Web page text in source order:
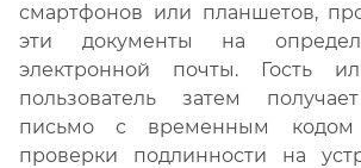
смартфонов или планшетов,
эти документы на
электронной почты. Гость
пользователь затем
письмо с временным кодом
проверки подлинности на